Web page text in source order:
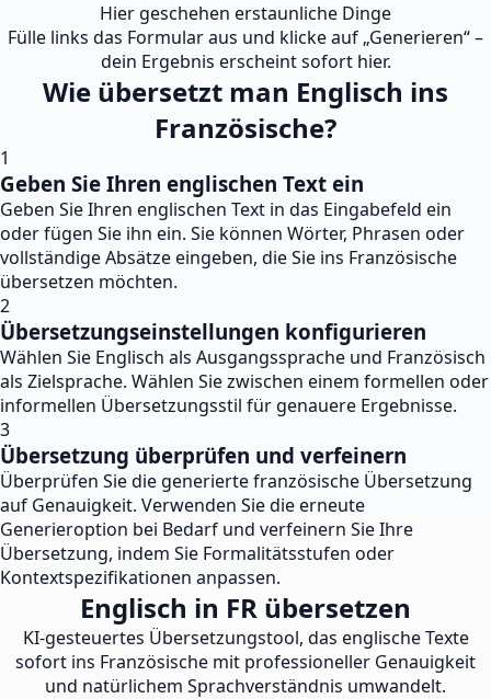
Hier geschehen erstaunliche Dinge
Fülle links das Formular aus und klicke auf „Generieren“ –
dein Ergebnis erscheint sofort hier.
Wie übersetzt man Englisch ins
Französische?
1
Geben Sie Ihren englischen Text ein
Geben Sie Ihren englischen Text in das Eingabefeld ein
oder fügen Sie ihn ein. Sie können Wörter, Phrasen oder
vollständige Absätze eingeben, die Sie ins Französische
übersetzen möchten.
2
Übersetzungseinstellungen konfigurieren
Wählen Sie Englisch als Ausgangssprache und Französisch
als Zielsprache. Wählen Sie zwischen einem formellen oder
informellen Übersetzungsstil für genauere Ergebnisse.
3
Übersetzung überprüfen und verfeinern
Überprüfen Sie die generierte französische Übersetzung
auf Genauigkeit. Verwenden Sie die erneute
Generieroption bei Bedarf und verfeinern Sie Ihre
Übersetzung, indem Sie Formalitätsstufen oder
Kontextspezifikationen anpassen.
Englisch in FR übersetzen
KI-gesteuertes Übersetzungstool, das englische Texte
sofort ins Französische mit professioneller Genauigkeit
und natürlichem Sprachverständnis umwandelt.